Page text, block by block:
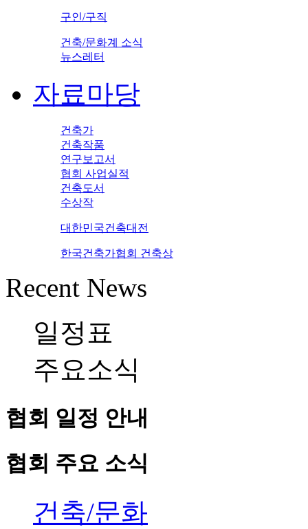
구인/구직
건축/문화계 소식
뉴스레터
자료마당
건축가
건축작품
연구보고서
협회 사업실적
건축도서
수상작
대한민국건축대전
한국건축가협회 건축상
Recent News
일정표
주요소식
협회 일정 안내
협회 주요 소식
건축/문화